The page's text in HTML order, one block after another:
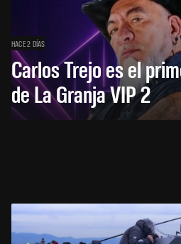
HACE 2 DÍAS
Carlos Trejo es el
de La Granja VIP 2